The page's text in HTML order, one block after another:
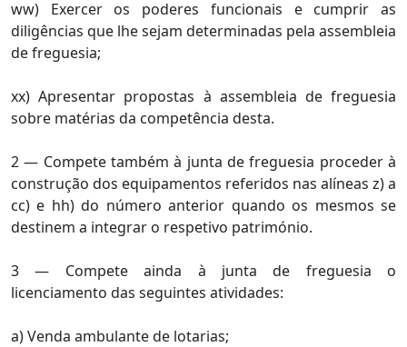
ww) Exercer os poderes funcionais e cumprir as
diligências que lhe sejam determinadas pela assembleia
de freguesia;
xx) Apresentar propostas à assembleia de freguesia
sobre matérias da competência desta.
2 — Compete também à junta de freguesia proceder à
construção dos equipamentos referidos nas alíneas z) a
cc) e hh) do número anterior quando os mesmos se
destinem a integrar o respetivo património.
3 — Compete ainda à junta de freguesia o
licenciamento das seguintes atividades:
a) Venda ambulante de lotarias;